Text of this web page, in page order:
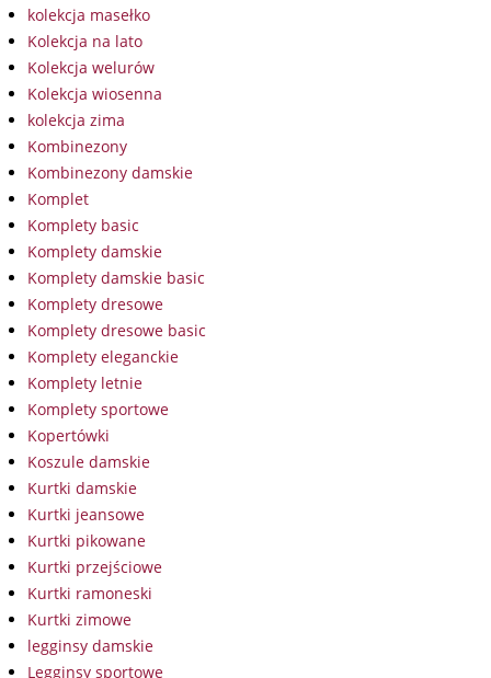
kolekcja masełko
Kolekcja na lato
Kolekcja welurów
Kolekcja wiosenna
kolekcja zima
Kombinezony
Kombinezony damskie
Komplet
Komplety basic
Komplety damskie
Komplety damskie basic
Komplety dresowe
Komplety dresowe basic
Komplety eleganckie
Komplety letnie
Komplety sportowe
Kopertówki
Koszule damskie
Kurtki damskie
Kurtki jeansowe
Kurtki pikowane
Kurtki przejściowe
Kurtki ramoneski
Kurtki zimowe
legginsy damskie
Legginsy sportowe